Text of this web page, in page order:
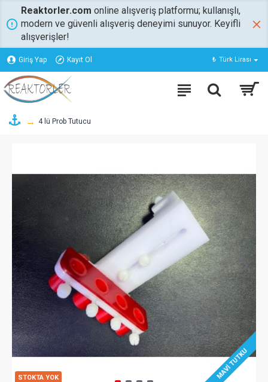
Reaktorler.com online alışveriş platformu; kullanışlı,
modern ve güvenli alışveriş deneyimi sunuyor. Keyifli
alışverişler!
Giriş Yap Kayıt Ol ₺ Türk Lirası
4 lü Prob Tutucu
MAVI TUTKU
STOKTA YOK